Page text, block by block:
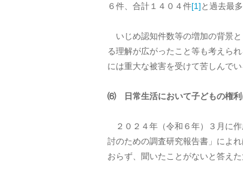
６件、合計１４０４件[1]と過去最
いじめ認知件数等の増加の背景
る理解が広がったこと等も考えら
には重大な被害を受けて苦しんで
⑹ 日常生活において子どもの権
２０２４年（令和６年）３月に
討のための調査研究報告書」によ
おらず、聞いたことがないと答えた